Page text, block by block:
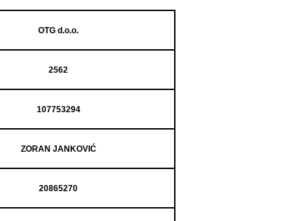
OTG d.o.o.
2562
107753294
ZORAN JANKOVIĆ
20865270